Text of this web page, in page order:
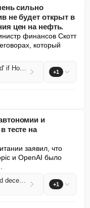
сильно
не будет открыт в
цен на нефть.
финансов Скотт
который
Trump says Iran will be 'hit very hard' if Hormuz Strait not open soon as oil prices fall +1
и
тесте на
заявил, что
и OpenAI было
AI used new levels of 'autonomy and deception' to trick people in safety test +1